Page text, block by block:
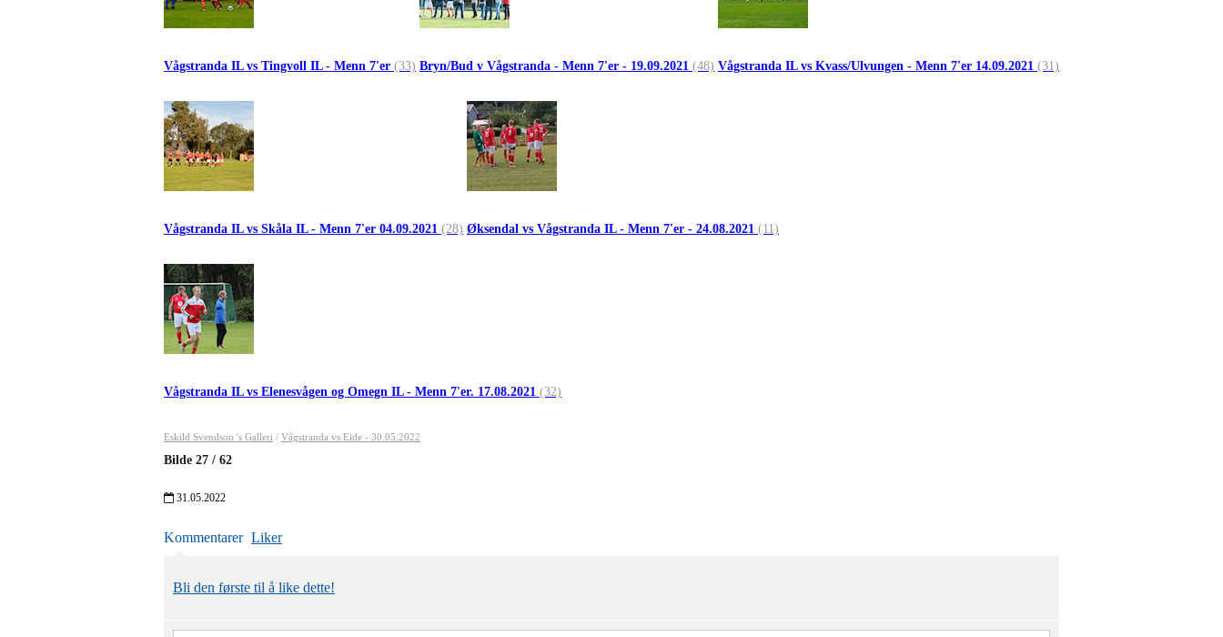
Vågstranda IL vs Tingvoll IL - Menn 7'er (33) Bryn/Bud v Vågstranda - Menn 7'er - 19.09.2021 (48) Vågstranda IL vs Kvass/Ulvungen - Menn 7'er 14.09.2021 (31)
Vågstranda IL vs Skåla IL - Menn 7'er 04.09.2021 (28) Øksendal vs Vågstranda IL - Menn 7'er - 24.08.2021 (11)
Vågstranda IL vs Elenesvågen og Omegn IL - Menn 7'er. 17.08.2021 (32)
Eskild Svendson 's Galleri / Vågstranda vs Eide - 30.05.2022
Bilde 27 / 62
31.05.2022
Kommentarer Liker
Bli den første til å like dette!